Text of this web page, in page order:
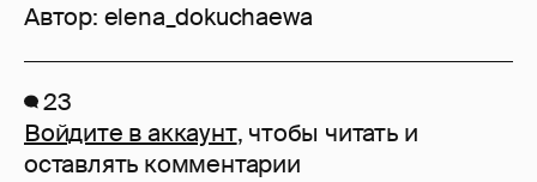
Автор: elena_dokuchaewa
23
Войдите в аккаунт, чтобы читать и
оставлять комментарии